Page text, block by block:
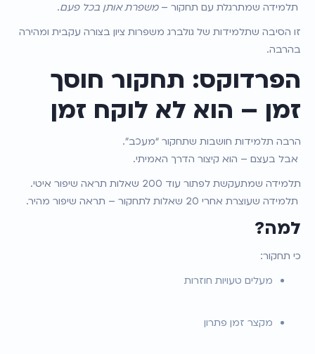
משפרת אותן בכל פעם.
זו הסיבה שתלמידות של גולברג משפרות ציון בצורה עקבית ומהירה
בהרבה.
הפרדוקס: תחקור חוסך
זמן – הוא לא לוקח זמן
הרבה תלמידות חושבות שתחקור “מעכב”.
תלמידה שמתעקשת לפתור עוד 200 שאלות תראה שיפור איטי.
למה?
כי תחקור:
מעלים טעויות חוזרות
מקצר זמן פתרון